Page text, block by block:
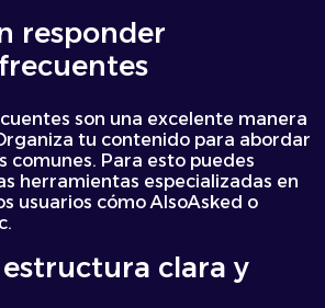
responder
son una excelente manera
tu contenido para abordar
comunes. Para esto puedes
herramientas especializadas en
usuarios cómo AlsoAsked o
clara y